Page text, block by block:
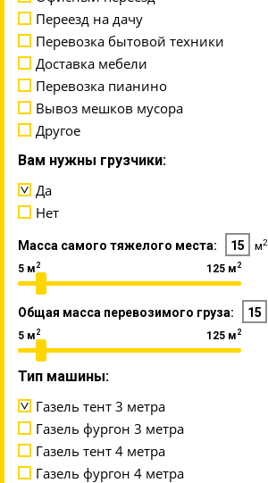
Переезд на дачу
Перевозка бытовой техники
Доставка мебели
Перевозка пианино
Вывоз мешков мусора
Другое
Вам нужны грузчики:
Да
Нет
Масса самого тяжелого места: 15 м2
5 м 2 125 м 2
Общая масса перевозимого груза: 15
5 м 2 125 м 2
Тип машины:
Газель тент 3 метра
Газель фургон 3 метра
Газель тент 4 метра
Газель фургон 4 метра